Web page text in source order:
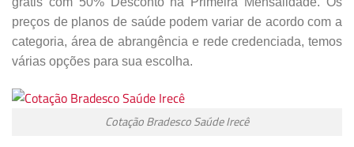
CEP: 44900000
(0)3641-3017(74)3641-3016
Cadastro Atualizado Em :29/04/2016
preços de planos de saúde podem variar de acordo com a
categoria, área de abrangência e rede credenciada, temos
várias opções para sua escolha.
Cotação Bradesco Saúde Irecê